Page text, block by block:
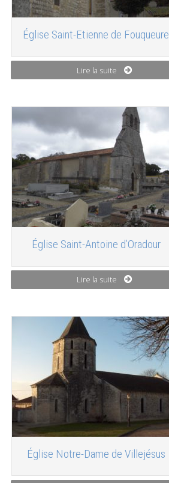
Église Saint-Etienne de Fouqueure
Lire la suite
Église Saint-Antoine d’Oradour
Lire la suite
Église Notre-Dame de Villejésus